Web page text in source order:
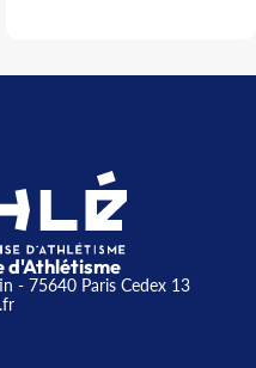
d'Athlétisme
- 75640 Paris Cedex 13